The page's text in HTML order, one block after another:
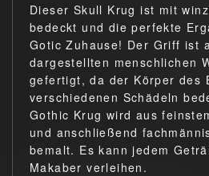
Dieser Skull Krug ist mit
bedeckt und die perfekte
Gotic Zuhause! Der Griff ist
dargestellten menschlichen
gefertigt, da der Körper des
verschiedenen Schädeln
Gothic Krug wird aus
und anschließend
bemalt. Es kann jedem
Makaber verleihen.